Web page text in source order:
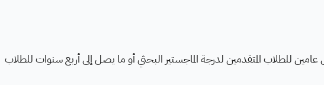
للطلاب المتقدمين لدرجة الماجستير البحثي أو ما يصل إلى أربع سنوات للطلاب